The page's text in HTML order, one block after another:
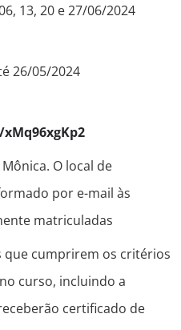
13, 20 e 27/06/2024
26/05/2024
O local de
por e-mail às
matriculadas
que cumprirem os critérios
curso, incluindo a
certificado de